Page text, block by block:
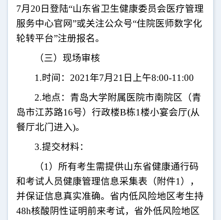
7月 20 日登陆“山东省卫生健康委员会医疗管理
服务中心官网”或关注公众号“住院医师数字化
轮转平台”注册报名。
（三）现场审核
1.时间： 2021年7月 21 日上午8:00-11:00
2.地点：青岛大学附属医院市南院区（青
岛市江苏路16号）行政楼B栋1楼小宴会厅(从
餐厅北门进入)。
3.提交材料：
（1 ）所有考生需提供山东省健康通行码
和考试人员健康管理信息采集表（附件1 ），
并保证信息真实准确。省内低风险地区考生持
48h核酸阴性证明前来考试，省外低风险地区